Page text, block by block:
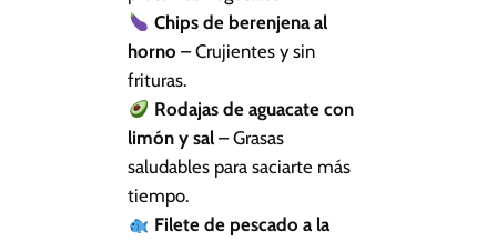
Chips de berenjena al
horno – Crujientes y sin
frituras.
Rodajas de aguacate con
limón y sal – Grasas
saludables para saciarte más
tiempo.
Filete de pescado a la